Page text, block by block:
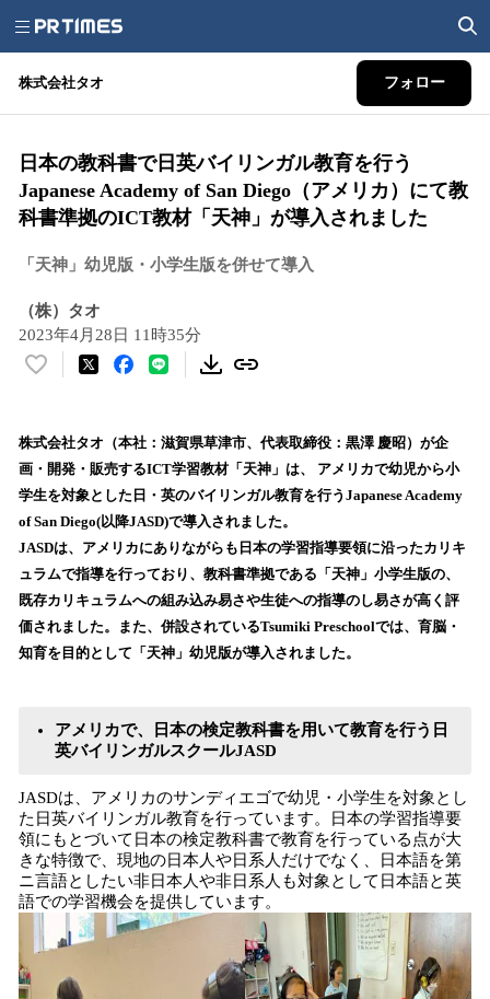
株式会社タオ フォロー
日本の教科書で日英バイリンガル教育を行う
Japanese Academy of San Diego（アメリカ）にて教
科書準拠のICT教材「天神」が導入されました
「天神」幼児版・小学生版を併せて導入
（株）タオ
2023年4月28日 11時35分
い
！
数
を
読
込
み
中
で
す
株式会社タオ（本社：滋賀県草津市、代表取締役：黒澤 慶昭）が企
画・開発・販売するICT学習教材「天神」は、 アメリカで幼児から⼩
学⽣を対象とした日・英のバイリンガル教育を行うJapanese Academy
of San Diego(以降JASD)で導入されました。
JASDは、アメリカにありながらも日本の学習指導要領に沿ったカリキ
ュラムで指導を行っており、教科書準拠である「天神」小学生版の、
既存カリキュラムへの組み込み易さや生徒への指導のし易さが高く評
価されました。また、併設されているTsumiki Preschoolでは、育脳・
知育を目的として「天神」幼児版が導⼊されました。
アメリカで、⽇本の検定教科書を用いて教育を行う日
英バイリンガルスクールJASD
JASDは、アメリカのサンディエゴで幼児・⼩学生を対象とし
た日英バイリンガル教育を行っています。日本の学習指導要
領にもとづいて日本の検定教科書で教育を行っている点が大
きな特徴で、現地の⽇本⼈や⽇系⼈だけでなく、⽇本語を第
ニ⾔語としたい非日本人や非日系人も対象として⽇本語と英
語での学習機会を提供しています。